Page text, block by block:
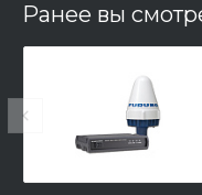
Ранее вы